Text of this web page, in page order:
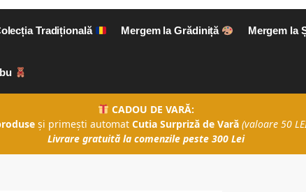
Tradițională Mergem la Grădiniță Mergem la
CADOU DE VARĂ:
și primești automat Cutia Surpriză de Vară (valoare 50
Livrare gratuită la comenzile peste 300 Lei